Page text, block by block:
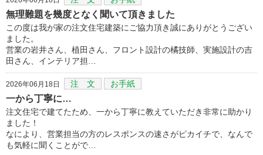
無理難題を幾度となく聞いて頂きました
この度は我が家の注文住宅建築にご協力頂き誠にありがとうござい
ました。
営業の岩井さん、植田さん、フロント設計の橘技師、実施設計の吉
田さん、インテリア担…
2026年06月18日 注 文 お手紙
一から丁寧に…
注文住宅で建てたため、一から丁寧に教えていただき非常に助かり
ました！
なにより、営業担当の方のレスポンスの速さがピカイチで、なんで
も気軽に聞くことがで…